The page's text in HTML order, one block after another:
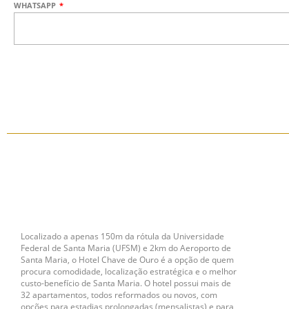
WHATSAPP
Localizado a apenas 150m da rótula da Universidade
Federal de Santa Maria (UFSM) e 2km do Aeroporto de
Santa Maria, o Hotel Chave de Ouro é a opção de quem
procura comodidade, localização estratégica e o melhor
custo-benefício de Santa Maria. O hotel possui mais de
32 apartamentos, todos reformados ou novos, com